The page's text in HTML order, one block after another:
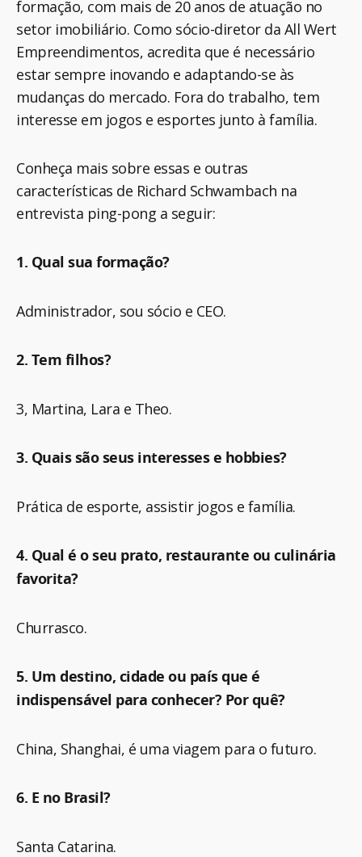
formação, com mais de 20 anos de atuação no
setor imobiliário. Como sócio-diretor da All Wert
Empreendimentos, acredita que é necessário
estar sempre inovando e adaptando-se às
mudanças do mercado. Fora do trabalho, tem
interesse em jogos e esportes junto à família.
Conheça mais sobre essas e outras
características de Richard Schwambach na
entrevista ping-pong a seguir:
1. Qual sua formação?
Administrador, sou sócio e CEO.
2. Tem filhos?
3, Martina, Lara e Theo.
3. Quais são seus interesses e hobbies?
Prática de esporte, assistir jogos e família.
4. Qual é o seu prato, restaurante ou culinária
favorita?
Churrasco.
5. Um destino, cidade ou país que é
indispensável para conhecer? Por quê?
China, Shanghai, é uma viagem para o futuro.
6. E no Brasil?
Santa Catarina.